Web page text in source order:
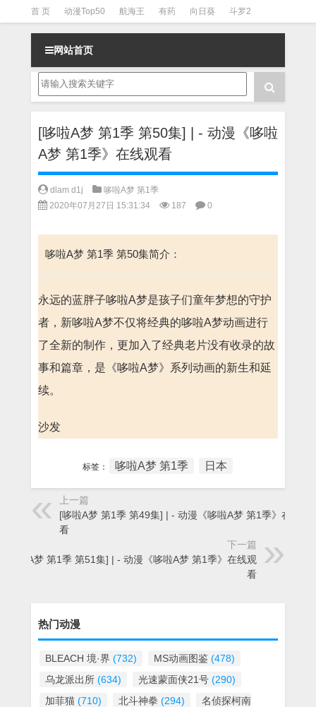
首 页 动漫Top50 航海王 有药 向日葵 斗罗2
斗罗3 火影 一拳超人 柯南 阴阳师 节目清单
网站首页
[哆啦A梦 第1季 第50集] | - 动漫《哆啦
A梦 第1季》在线观看
dlam d1j
哆啦A梦 第1季
2020年07月27日 15:31:34
187 0
哆啦A梦 第1季 第50集简介：
永远的蓝胖子哆啦A梦是孩子们童年梦想的守护
者，新哆啦A梦不仅将经典的哆啦A梦动画进行
了全新的制作，更加入了经典老片没有收录的故
事和篇章，是《哆啦A梦》系列动画的新生和延
续。
沙发
标签： 哆啦A梦 第1季 日本
上一篇
[哆啦A梦 第1季 第49集] | - 动漫《哆啦A梦 第1季》在线观
看
下一篇
[哆啦A梦 第1季 第51集] | - 动漫《哆啦A梦 第1季》在线观
看
热门动漫
BLEACH 境·界 (732) MS动画图鉴 (478)
乌龙派出所 (634) 光速蒙面侠21号 (290)
加菲猫 (710) 北斗神拳 (294)
名侦探柯南